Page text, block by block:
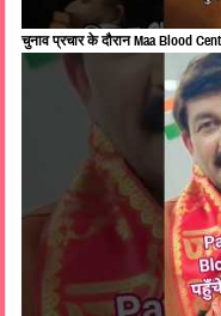
चुनाव प्रचार के दौरान Maa Blood